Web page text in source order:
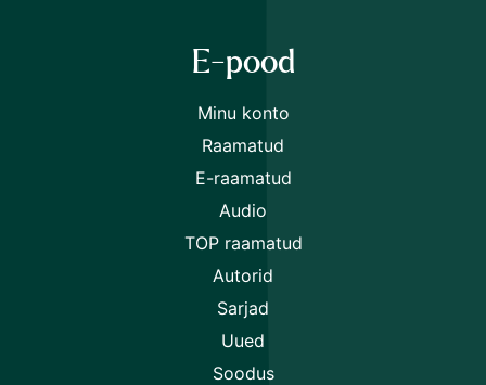
E-pood
Minu konto
Raamatud
E-raamatud
Audio
TOP raamatud
Autorid
Sarjad
Uued
Soodus